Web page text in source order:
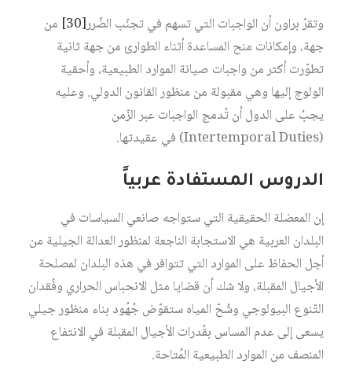
وتقرّ براون أن الواجبات التي تسهم في تجنّب الضّرر‏[30]
من
جهة، وإمكانات منح المساعدة أثناء الطوارئ من جهة ثانية
تطوّرت أكثر من واجبات صيانة الموارد الطبيعية، وأحقية
الولوج إليها وهي مقبولة من منظور القانون الدولي. وعليه
يجبُ على الدول أن تُدمج الواجبات عبر الزّمن
(Intertemporal Duties) في عقيدتها.
الدروس المستفادة عربياً
إن المعضلة الحقيقية التي ستواجه صانعي السياسات في
البلدان العربية هي الاستجابة الناجعة لمنظور العدالة الجيلية من
أجل الحفاظ على الموارد التي تتوافر في هذه البلدان لمصلحة
الأجيال المقبلة، ولا شك أن قضايا مثل الانحباس الحراري وفُقدان
التّنوع البيولوجي وشُحّ المياه ستقوّض جُهُود بناء منظور جيلي
يسعى إلى عدم المساس بقُدرات الأجيال المقبلة في الانتفاع
المنصف من الموارد الطبيعية المُتاحة.